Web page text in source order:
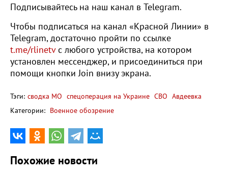
Подписывайтесь на наш канал в Telegram.
Чтобы подписаться на канал «Красной Линии» в
Telegram, достаточно пройти по ссылке
t.me/rlinetvс любого устройства, на котором
установлен мессенджер, и присоединиться при
помощи кнопки Join внизу экрана.
Тэги: сводка МО спецоперация на Украине СВО Авдеевка
Категории: Военное обозрение
Похожие новости